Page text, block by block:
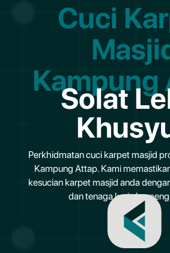
Cuci
Kampung
Solat
Perkhidmatan cuci karpet masjid
Kampung Attap. Kami
kesucian karpet masjid anda
dan tenaga kerja